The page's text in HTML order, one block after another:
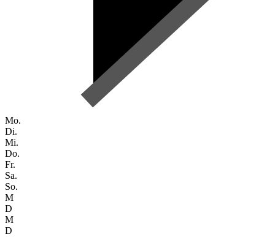
Mo.
Di.
Mi.
Do.
Fr.
Sa.
So.
M
D
M
D